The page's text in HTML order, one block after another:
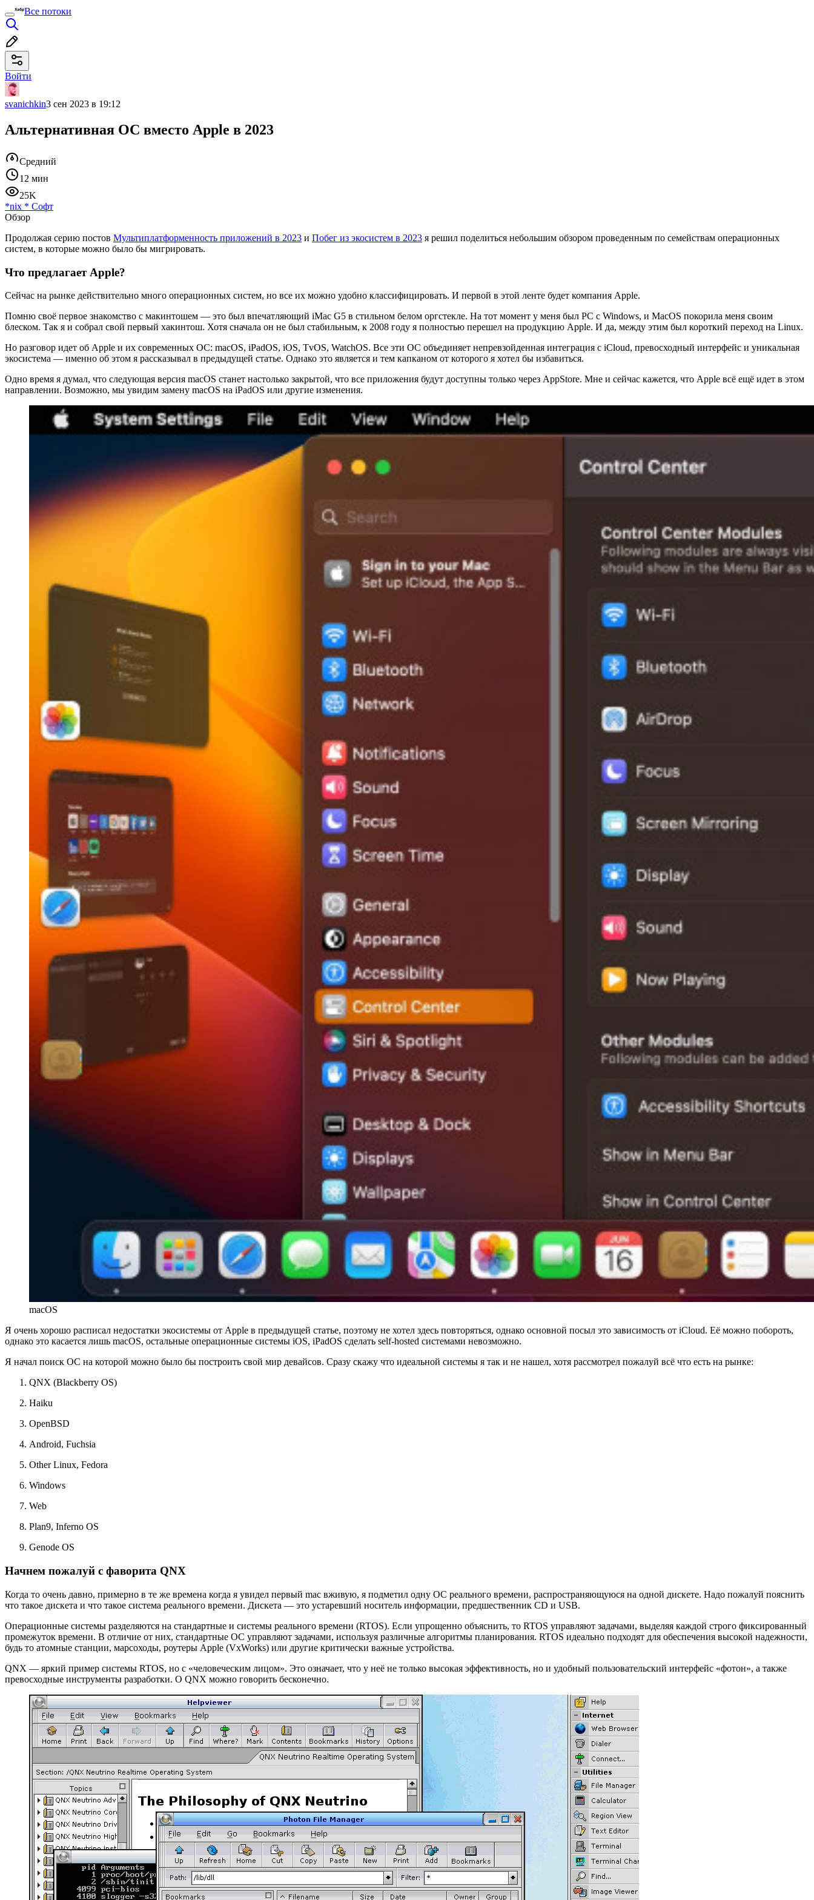
Все потоки
Войти
svanichkin3 сен 2023 в 19:12
Альтернативная ОС вместо Apple в 2023
Средний
12 мин
25K
*nix * Софт
Обзор
Продолжая серию постов Мультиплатформенность приложений в 2023 и Побег из экосистем в 2023 я решил поделиться небольшим обзором проведенным по семействам операционных
систем, в которые можно было бы мигрировать.
Что предлагает Apple?
Сейчас на рынке действительно много операционных систем, но все их можно удобно классифицировать. И первой в этой ленте будет компания Apple.
Помню своё первое знакомство с макинтошем — это был впечатляющий iMac G5 в стильном белом оргстекле. На тот момент у меня был PC с Windows, и MacOS покорила меня своим
блеском. Так я и собрал свой первый хакинтош. Хотя сначала он не был стабильным, к 2008 году я полностью перешел на продукцию Apple. И да, между этим был короткий переход на Linux.
Но разговор идет об Apple и их современных ОС: macOS, iPadOS, iOS, TvOS, WatchOS. Все эти ОС объединяет непревзойденная интеграция с iCloud, превосходный интерфейс и уникальная
экосистема — именно об этом я рассказывал в предыдущей статье. Однако это является и тем капканом от которого я хотел бы избавиться.
Одно время я думал, что следующая версия macOS станет настолько закрытой, что все приложения будут доступны только через AppStore. Мне и сейчас кажется, что Apple всё ещё идет в этом
направлении. Возможно, мы увидим замену macOS на iPadOS или другие изменения.
macOS
Я очень хорошо расписал недостатки экосистемы от Apple в предыдущей статье, поэтому не хотел здесь повторяться, однако основной посыл это зависимость от iCloud. Её можно побороть,
однако это касается лишь macOS, остальные операционные системы iOS, iPadOS сделать self‑hosted системами невозможно.
Я начал поиск ОС на которoй можно было бы построить свой мир девайсов. Сразу скажу что идеальной системы я так и не нашел, хотя рассмотрел пожалуй всё что есть на рынке:
QNX (Blackberry OS)
Haiku
OpenBSD
Android, Fuchsia
Other Linux, Fedora
Windows
Web
Plan9, Inferno OS
Genode OS
Начнем пожалуй с фаворита QNX
Когда то очень давно, примерно в те же времена когда я увидел первый mac вживую, я подметил одну ОС реального времени, распространяющуюся на одной дискете. Надо пожалуй пояснить
что такое дискета и что такое система реального времени. Дискета — это устаревший носитель информации, предшественник CD и USB.
Операционные системы разделяются на стандартные и системы реального времени (RTOS). Если упрощенно объяснить, то RTOS управляют задачами, выделяя каждой строго фиксированный
промежуток времени. В отличие от них, стандартные ОС управляют задачами, используя различные алгоритмы планирования. RTOS идеально подходят для обеспечения высокой надежности,
будь то атомные станции, марсоходы, роутеры Apple (VxWorks) или другие критически важные устройства.
QNX — яркий пример системы RTOS, но с «человеческим лицом». Это означает, что у неё не только высокая эффективность, но и удобный пользовательский интерфейс «фотон», а также
превосходные инструменты разработки. О QNX можно говорить бесконечно.